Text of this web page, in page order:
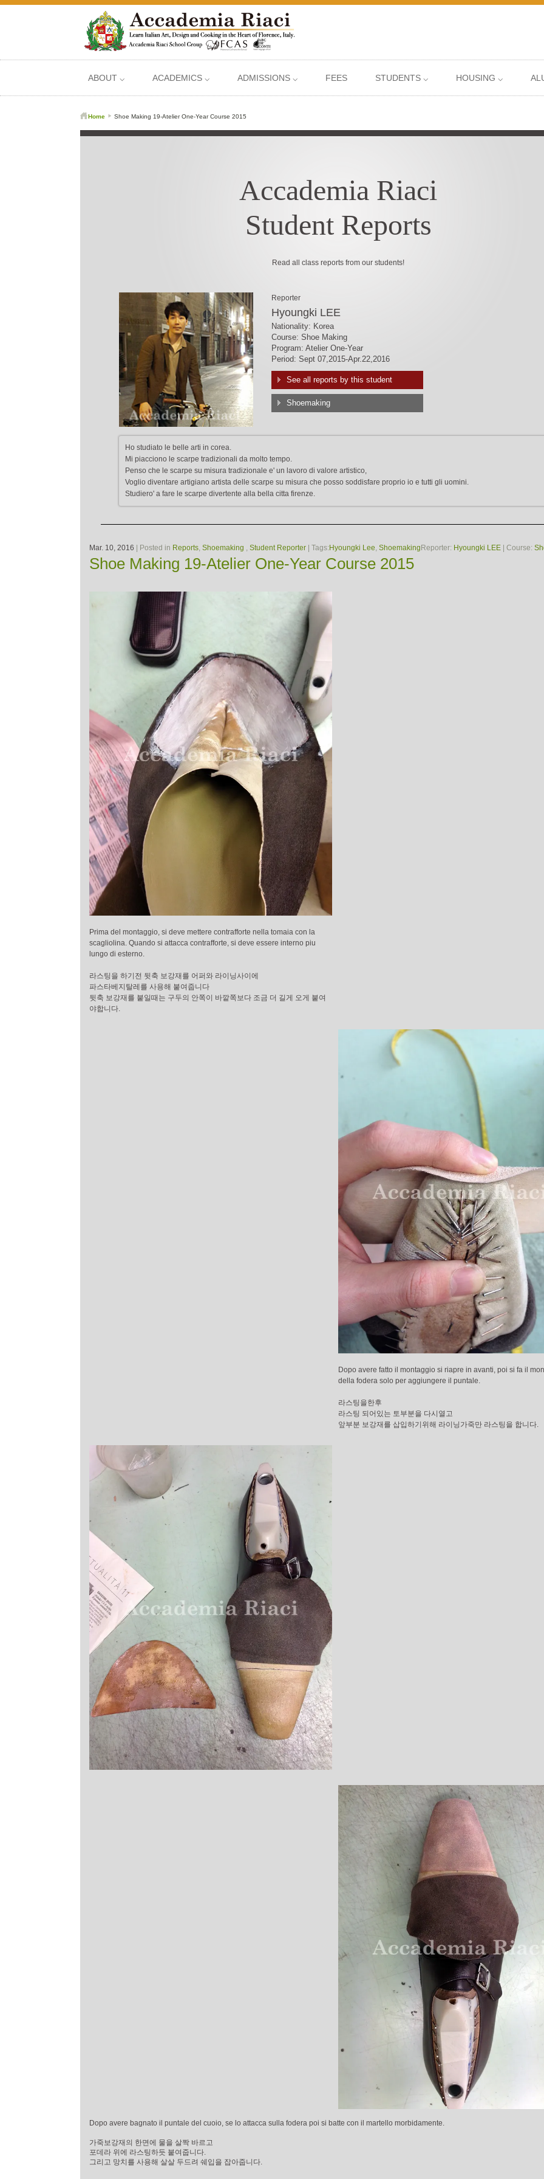
ABOUT ⌵ ACADEMICS ⌵ ADMISSIONS ⌵ FEES STUDENTS ⌵ HOUSING ⌵
Home Shoe Making 19-Atelier One-Year Course 2015
Accademia Riaci
Student Reports
Read all class reports from our students!
Reporter
Hyoungki LEE
Nationality: Korea
Course: Shoe Making
Program: Atelier One-Year
Period: Sept 07,2015-Apr.22,2016
See all reports by this student
Shoemaking
Ho studiato le belle arti in corea.
Mi piacciono le scarpe tradizionali da molto tempo.
Penso che le scarpe su misura tradizionale e' un lavoro di valore artistico,
Voglio diventare artigiano artista delle scarpe su misura che posso soddisfare proprio io e tutti gli uomini.
Studiero' a fare le scarpe divertente alla bella citta firenze.
Mar. 10, 2016 | Posted in Reports Shoemaking Student Reporter | Tags:Hyoungki Lee ShoemakingReporter: Hyoungki LEE | Course:
Shoe Making 19-Atelier One-Year Course 2015
Prima del montaggio, si deve mettere contrafforte nella tomaia con la
scagliolina. Quando si attacca contrafforte, si deve essere interno piu
lungo di esterno.
라스팅을 하기전 뒷축 보강재를 어퍼와 라이닝사이에
파스타베지탈레를 사용해 붙여줍니다
뒷축 보강재를 붙일때는 구두의 안쪽이 바깥쪽보다 조금 더 길게 오게 붙여
야합니다.
Dopo avere fatto il montaggio si riapre in avanti, poi si fa il
della fodera solo per aggiungere il puntale.
라스팅을한후
라스팅 되어있는 토부분을 다시열고
앞부분 보강재를 삽입하기위해 라이닝가죽만 라스팅을 합니다.
Dopo avere bagnato il puntale del cuoio, se lo attacca sulla fodera poi si batte con il martello morbidamente.
가죽보강재의 한면에 물을 살짝 바르고
포데라 위에 라스팅하듯 붙여줍니다.
그리고 망치를 사용해 살살 두드려 쉐입을 잡아줍니다.